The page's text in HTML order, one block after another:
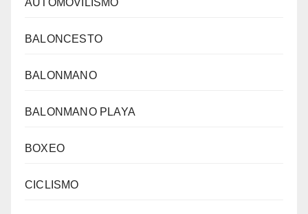
BALONCESTO
BALONMANO
BALONMANO PLAYA
BOXEO
CICLISMO